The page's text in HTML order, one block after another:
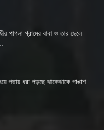
পাগলা গ্রামের বাবা ও তার ছেলে
পদ্মায় ধরা পড়ছে ঝাকেঝাকে পাঙাশ